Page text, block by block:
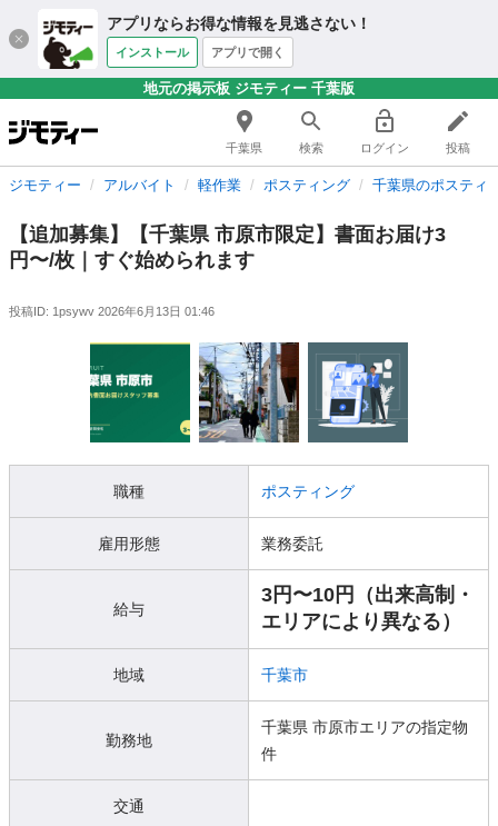
アプリならお得な情報を見逃さない！
インストール アプリで開く
地元の掲示板 ジモティー 千葉版
千葉県 検索 ログイン 投稿
ジモティー アルバイト 軽作業 ポスティング 千葉県のポスティ
【追加募集】【千葉県 市原市限定】書面お届け3
円〜/枚｜すぐ始められます
投稿ID: 1psywv 2026年6月13日 01:46
職種 ポスティング
雇用形態 業務委託
給与
3円〜10円（出来高制・
エリアにより異なる）
地域 千葉市
勤務地
千葉県 市原市エリアの指定物
件
交通